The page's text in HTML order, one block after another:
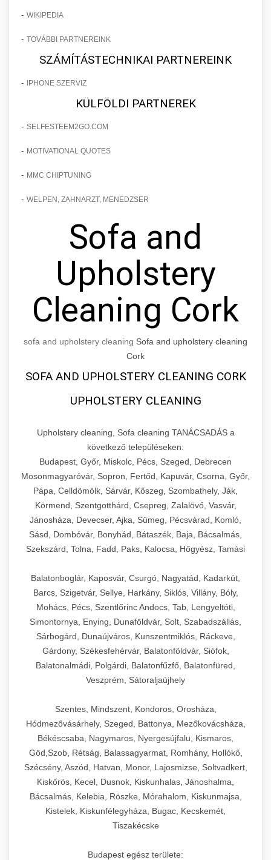
- WIKIPEDIA
- TOVÁBBI PARTNEREINK
SZÁMÍTÁSTECHNIKAI PARTNEREINK
- IPHONE SZERVIZ
KÜLFÖLDI PARTNEREK
- SELFESTEEM2GO.COM
- MOTIVATIONAL QUOTES
- MMC CHIPTUNING
- WELPEN, ZAHNARZT, MENEDZSER
Sofa and
Upholstery
Cleaning Cork
sofa and upholstery cleaning Sofa and upholstery cleaning
Cork
SOFA AND UPHOLSTERY CLEANING CORK
UPHOLSTERY CLEANING
Upholstery cleaning, Sofa cleaning TANÁCSADÁS a
következő településeken:
Budapest, Győr, Miskolc, Pécs, Szeged, Debrecen
Mosonmagyaróvár, Sopron, Fertőd, Kapuvár, Csorna, Győr,
Pápa, Celldömölk, Sárvár, Kőszeg, Szombathely, Ják,
Körmend, Szentgotthárd, Csepreg, Zalalövő, Vasvár,
Jánosháza, Devecser, Ajka, Sümeg, Pécsvárad, Komló,
Sásd, Dombóvár, Bonyhád, Bátaszék, Baja, Bácsalmás,
Szekszárd, Tolna, Fadd, Paks, Kalocsa, Hőgyész, Tamási
Balatonboglár, Kaposvár, Csurgó, Nagyatád, Kadarkút,
Barcs, Szigetvár, Sellye, Harkány, Siklós, Villány, Bóly,
Mohács, Pécs, Szentlőrinc Andocs, Tab, Lengyeltóti,
Simontornya, Enying, Dunaföldvár, Solt, Szabadszállás,
Sárbogárd, Dunaújváros, Kunszentmiklós, Ráckeve,
Gárdony, Székesfehérvár, Balatonföldvár, Siófok,
Balatonalmádi, Polgárdi, Balatonfűzfő, Balatonfüred,
Veszprém, Sátoraljaújhely
Szentes, Mindszent, Kondoros, Orosháza,
Hódmezővásárhely, Szeged, Battonya, Mezőkovácsháza,
Békéscsaba, Nagymaros, Nyergesújfalu, Kismaros,
Göd,Szob, Rétság, Balassagyarmat, Romhány, Hollókő,
Szécsény, Aszód, Hatvan, Monor, Lajosmizse, Soltvadkert,
Kiskőrös, Kecel, Dusnok, Kiskunhalas, Jánoshalma,
Bácsalmás, Kelebia, Röszke, Mórahalom, Kiskunmajsa,
Kistelek, Kiskunfélegyháza, Bugac, Kecskemét,
Tiszakécske
Budapest egész területe: